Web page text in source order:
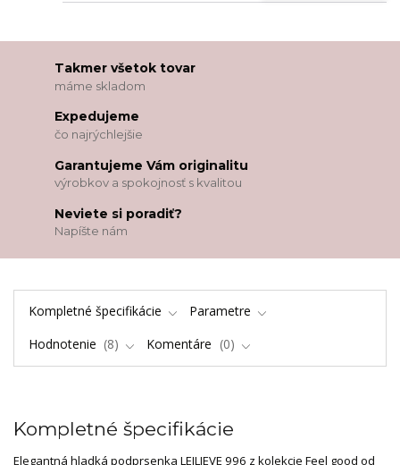
Takmer všetok tovar
máme skladom
Expedujeme
čo najrýchlejšie
Garantujeme Vám originalitu
výrobkov a spokojnosť s kvalitou
Neviete si poradiť?
Napíšte nám
Kompletné špecifikácie
Parametre
Hodnotenie
8 Komentáre 0
Kompletné špecifikácie
Elegantná hladká podprsenka LEILIEVE 996 z kolekcie Feel good od